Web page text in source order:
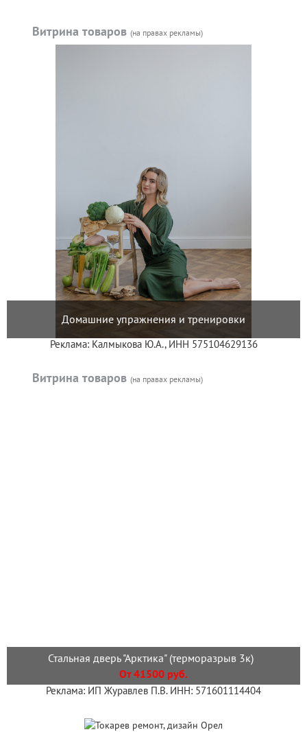
Витрина товаров (на правах рекламы)
Домашние упражнения и тренировки
Реклама: Калмыкова Ю.А., ИНН 575104629136
Витрина товаров (на правах рекламы)
Стальная дверь "Арктика" (терморазрыв 3к)
От 41500 руб.
Реклама: ИП Журавлев П.В. ИНН: 571601114404